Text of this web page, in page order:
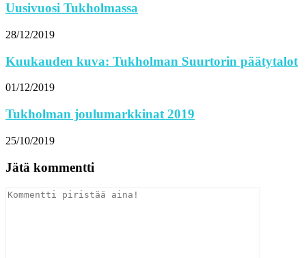
Uusivuosi Tukholmassa
28/12/2019
Kuukauden kuva: Tukholman Suurtorin päätytalot
01/12/2019
Tukholman joulumarkkinat 2019
25/10/2019
Jätä kommentti